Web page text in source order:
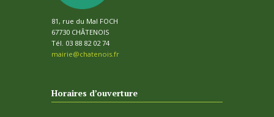
81, rue du Mal FOCH
67730 CHÂTENOIS
Tél. 03 88 82 02 74
mairie@chatenois.fr
Horaires d’ouverture